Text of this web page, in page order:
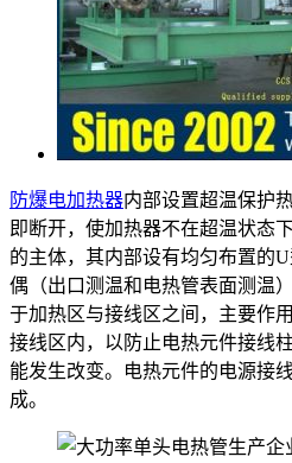
防爆电加热器内部设置超温保护
即断开，使加热器不在超温状态
的主体，其内部设有均匀布置的
偶（出口测温和电热管表面测温
于加热区与接线区之间，主要作
接线区内，以防止电热元件接线
能发生改变。电热元件的电源接
成。